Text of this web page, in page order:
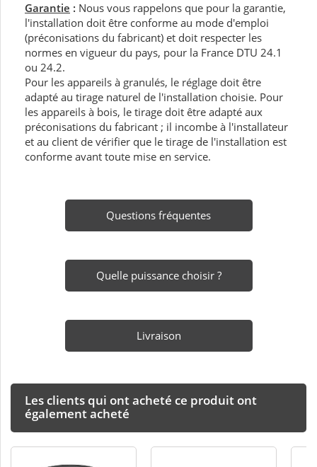
Garantie : Nous vous rappelons que pour la garantie,
l'installation doit être conforme au mode d'emploi
(préconisations du fabricant) et doit respecter les
normes en vigueur du pays, pour la France DTU 24.1
ou 24.2.
Pour les appareils à granulés, le réglage doit être
adapté au tirage naturel de l'installation choisie. Pour
les appareils à bois, le tirage doit être adapté aux
préconisations du fabricant ; il incombe à l'installateur
et au client de vérifier que le tirage de l'installation est
conforme avant toute mise en service.
Questions fréquentes
Quelle puissance choisir ?
Livraison
Les clients qui ont acheté ce produit ont
également acheté